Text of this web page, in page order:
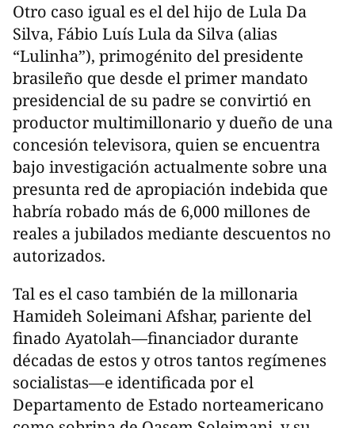
Otro caso igual es el del hijo de Lula Da
Silva, Fábio Luís Lula da Silva (alias
“Lulinha”), primogénito del presidente
brasileño que desde el primer mandato
presidencial de su padre se convirtió en
productor multimillonario y dueño de una
concesión televisora, quien se encuentra
bajo investigación actualmente sobre una
presunta red de apropiación indebida que
habría robado más de 6,000 millones de
reales a jubilados mediante descuentos no
autorizados.
Tal es el caso también de la millonaria
Hamideh Soleimani Afshar, pariente del
finado Ayatolah—financiador durante
décadas de estos y otros tantos regímenes
socialistas—e identificada por el
Departamento de Estado norteamericano